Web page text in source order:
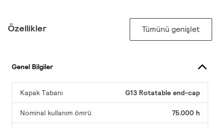
Özellikler Tümünü genişlet
Genel Bilgiler
Kapak Tabanı G13 Rotatable end-cap
Nominal kullanım ömrü 75.000 h